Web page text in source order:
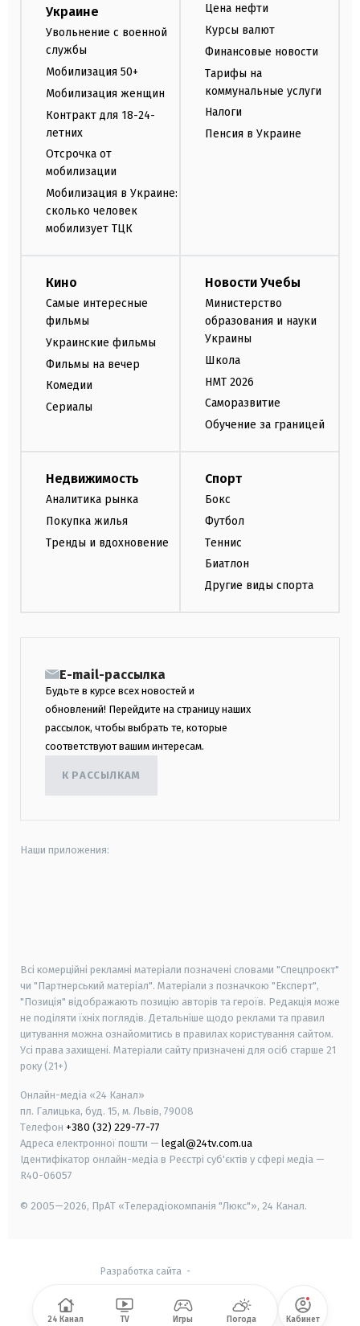
Украине
Увольнение с военной
службы
Мобилизация 50+
Мобилизация женщин
Контракт для 18-24-
летних
Отсрочка от
мобилизации
Мобилизация в Украине:
сколько человек
мобилизует ТЦК
Цена нефти
Курсы валют
Финансовые новости
Тарифы на
коммунальные услуги
Налоги
Пенсия в Украине
Кино
Самые интересные
фильмы
Украинские фильмы
Фильмы на вечер
Комедии
Сериалы
Новости Учебы
Министерство
образования и науки
Украины
Школа
НМТ 2026
Саморазвитие
Обучение за границей
Недвижимость
Аналитика рынка
Покупка жилья
Тренды и вдохновение
Спорт
Бокс
Футбол
Теннис
Биатлон
Другие виды спорта
E-mail-рассылка
Будьте в курсе всех новостей и
обновлений! Перейдите на страницу наших
рассылок, чтобы выбрать те, которые
соответствуют вашим интересам.
К РАССЫЛКАМ
Наши приложения:
Всі комерційні рекламні матеріали позначені словами "Спецпроєкт"
чи "Партнерський матеріал". Матеріали з позначкою "Експерт",
"Позиція" відображають позицію авторів та героїв. Редакція може
не поділяти їхніх поглядів. Детальніше щодо реклами та правил
цитування можна ознайомитись в правилах користування сайтом.
Усі права захищені. Матеріали сайту призначені для осіб старше 21
року (21+)
Онлайн-медіа «24 Канал»
пл. Галицька, буд. 15, м. Львів, 79008
Телефон +380 (32) 229-77-77
Адреса електронної пошти — legal@24tv.com.ua
Ідентифікатор онлайн-медіа в Реєстрі суб'єктів у сфері медіа —
R40-06057
© 2005—2026, ПрАТ «Телерадіокомпанія "Люкс"», 24 Канал.
Разработка сайта -
24 Канал TV Игры Погода Кабинет